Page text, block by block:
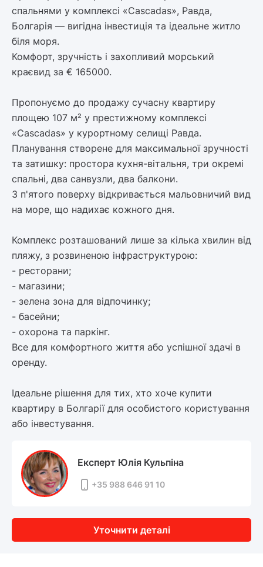
спальнями у комплексі «Cascadas», Равда,
Болгарія — вигідна інвестиція та ідеальне житло
біля моря.
Комфорт, зручність і захопливий морський
краєвид за € 165000.
Пропонуємо до продажу сучасну квартиру
площею 107 м² у престижному комплексі
«Cascadas» у курортному селищі Равда.
Планування створене для максимальної зручності
та затишку: простора кухня-вітальня, три окремі
спальні, два санвузли, два балкони.
З п'ятого поверху відкривається мальовничий вид
на море, що надихає кожного дня.
Комплекс розташований лише за кілька хвилин від
пляжу, з розвиненою інфраструктурою:
- ресторани;
- магазини;
- зелена зона для відпочинку;
- басейни;
- охорона та паркінг.
Все для комфортного життя або успішної здачі в
оренду.
Ідеальне рішення для тих, хто хоче купити
квартиру в Болгарії для особистого користування
або інвестування.
Експерт Юлія Кульпіна
+35 988 646 91 10
Уточнити деталі